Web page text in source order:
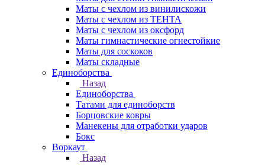
Маты с чехлом из винилискожи
Маты с чехлом из ТЕНТА
Маты с чехлом из оксфорд
Маты гимнастические огнестойкие
Маты для соскоков
Маты складные
Единоборства
Назад
Единоборства
Татами для единоборств
Борцовские ковры
Манекены для отработки ударов
Бокс
Воркаут
Назад